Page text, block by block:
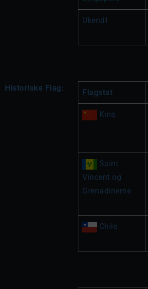
Ukendt
Historiske Flag: Flagstat
Kina
Saint
Vincent og
Grenadinerne
Chile